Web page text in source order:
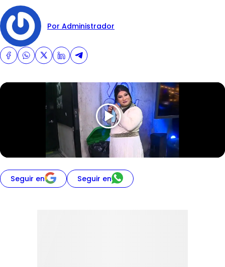
Por Administrador
Seguir en Seguir en